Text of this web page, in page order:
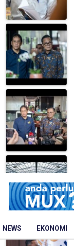
NEWS EKONOMI